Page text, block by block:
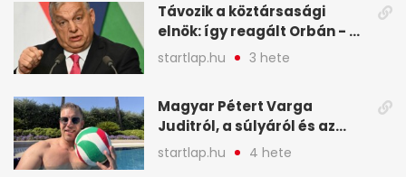
Távozik a köztársasági
elnök: így reagált Orbán - A
hét legfontosabb hírei
képekben
startlap.hu 3 hete
Magyar Pétert Varga
Juditról, a súlyáról és az
alvásidejéről is faggatták a
Redditen, sok kérdésre sírva
startlap.hu 4 hete